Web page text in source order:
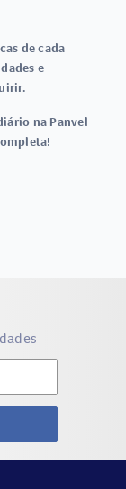
de cada
e
na Panvel